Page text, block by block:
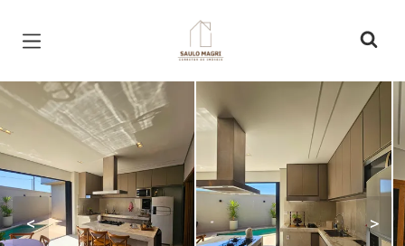
Página inicial
< >